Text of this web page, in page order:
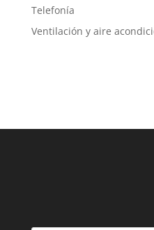
Telefonía
Ventilación y aire